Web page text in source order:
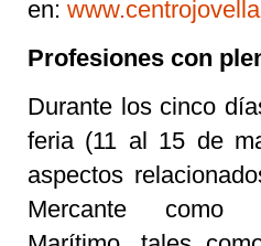
en:
Profesiones con
Durante los cinco
feria (11 al 15 de
aspectos
Mercante como